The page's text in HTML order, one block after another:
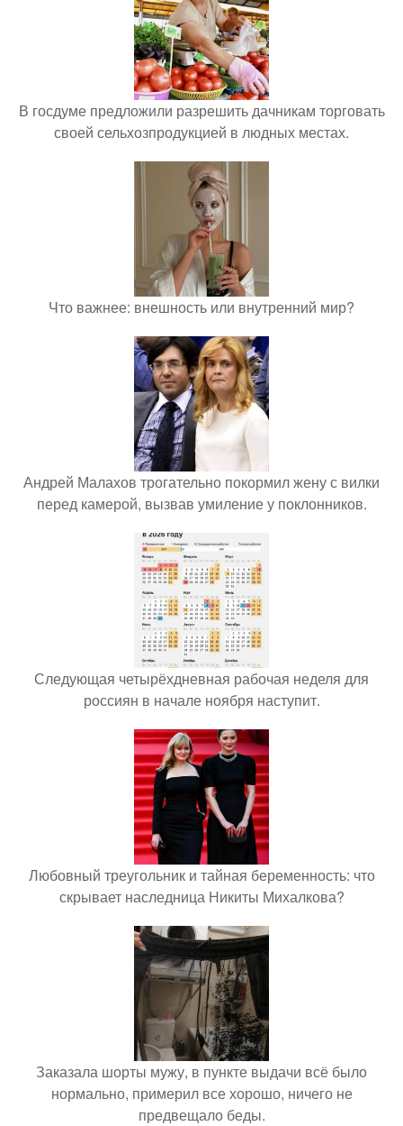
В госдуме предложили разрешить дачникам торговать
своей сельхозпродукцией в людных местах.
Что важнее: внешность или внутренний мир?
Андрей Малахов трогательно покормил жену с вилки
перед камерой, вызвав умиление у поклонников.
Следующая четырёхдневная рабочая неделя для
россиян в начале ноября наступит.
Любовный треугольник и тайная беременность: что
скрывает наследница Никиты Михалкова?
Заказала шорты мужу, в пункте выдачи всё было
нормально, примерил все хорошо, ничего не
предвещало беды.